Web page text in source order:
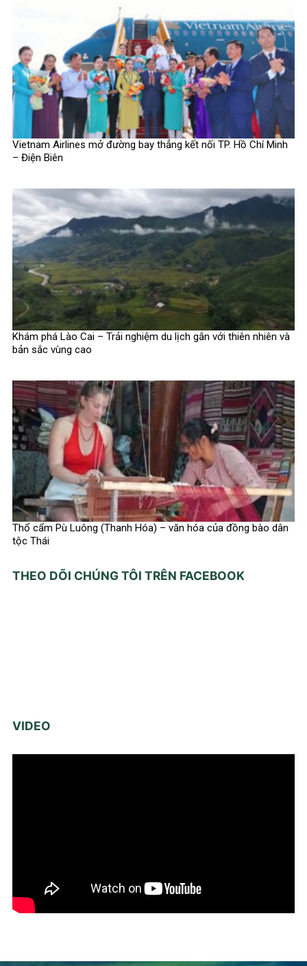
Vietnam Airlines mở đường bay thẳng kết nối TP. Hồ Chí Minh
– Điện Biên
Khám phá Lào Cai – Trải nghiệm du lịch gắn với thiên nhiên và
bản sắc vùng cao
Thổ cẩm Pù Luông (Thanh Hóa) – văn hóa của đồng bào dân
tộc Thái
THEO DÕI CHÚNG TÔI TRÊN FACEBOOK
VIDEO